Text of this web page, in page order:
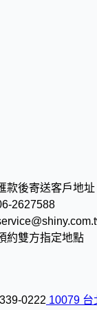
款後寄送客戶地址
2627588
約雙方指定地點
0222 10079 台